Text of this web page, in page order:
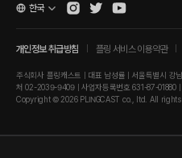
개인정보 취급방침 플링 서비스 이용약관
주식회사 플링캐스트 | 대표 남성률 | 서울특별시 강
처 02-2039-9409 | 사업자등록번호 631-87-01880 |
Copyright © 2026 PLINGCAST co., ltd. All rights
한국